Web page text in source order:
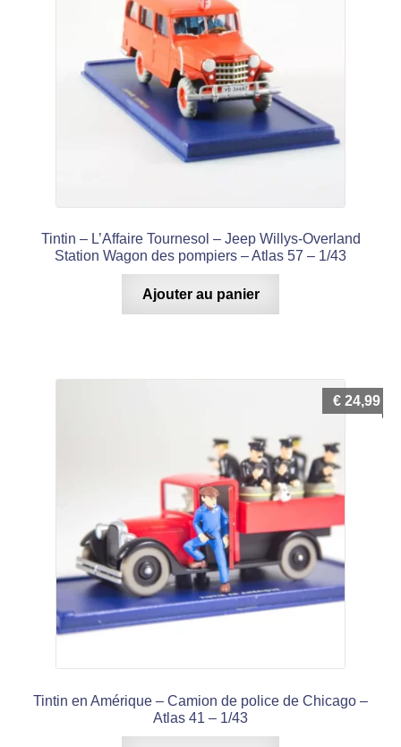
Tintin – L’Affaire Tournesol – Jeep Willys-Overland
Station Wagon des pompiers – Atlas 57 – 1/43
Ajouter au panier
Tintin en Amérique – Camion de police de Chicago –
Atlas 41 – 1/43
€ 24,99